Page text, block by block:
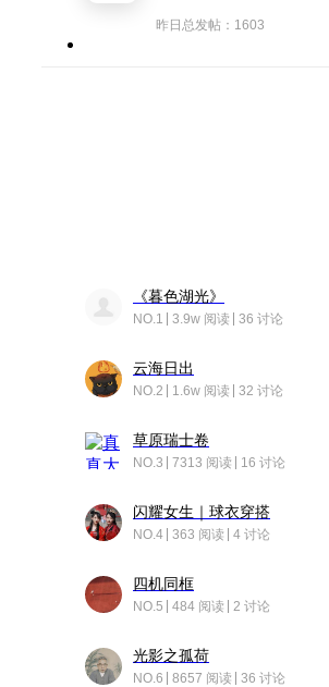
昨日总发帖：1603
《暮色湖光》
NO.1 3.9w 阅读 36 讨论
云海日出
NO.2 1.6w 阅读 32 讨论
草原瑞士卷
NO.3 7313 阅读 16 讨论
闪耀女生｜球衣穿搭
NO.4 363 阅读 4 讨论
四机同框
NO.5 484 阅读 2 讨论
光影之孤荷
NO.6 8657 阅读 36 讨论